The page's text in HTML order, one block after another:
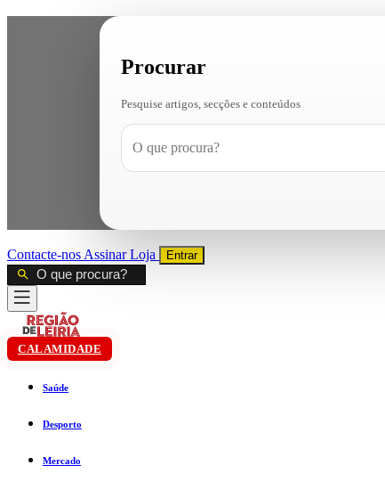
Procurar
Pesquise artigos, secções e conteúdos
Contacte-nos AssinarLoja Entrar
CALAMIDADE
Saúde
Desporto
Mercado